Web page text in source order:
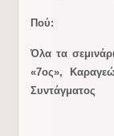
Πού:
Όλα τα
«7ος»,
Συντάγματος